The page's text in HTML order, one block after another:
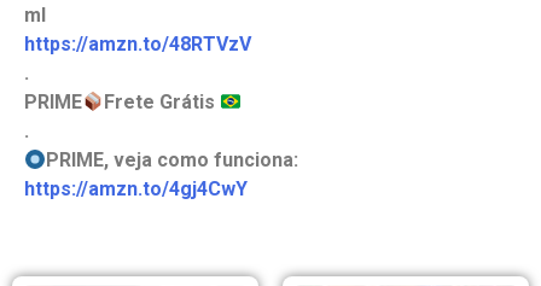
ml
https://amzn.to/48RTVzV
.
PRIME
Frete Grátis
.
PRIME, veja como funciona:
https://amzn.to/4gj4CwY